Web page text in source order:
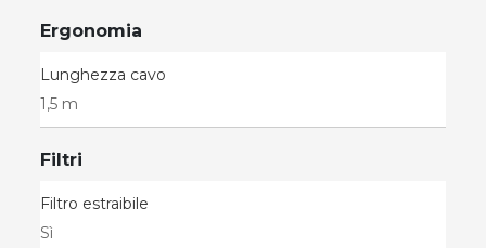
Ergonomia
Lunghezza cavo
1,5 m
Filtri
Filtro estraibile
Sì